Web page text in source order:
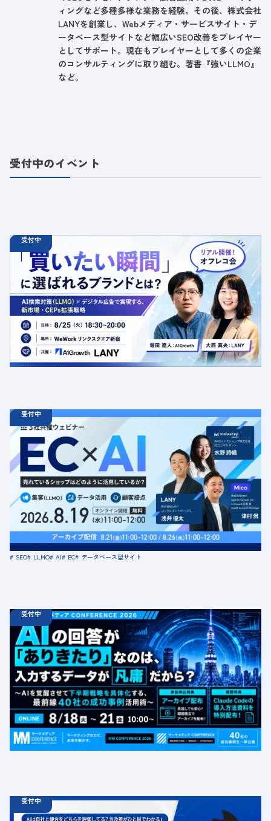
ィングなど多種多様な業務を経験。その後、株式会社
LANYを創業し、Webメディア・サービスサイト・デ
ータベース型サイトなど幅広いSEO改善をプレイヤー
としてサポート。現在もプレイヤーとして多くの企業
のコンサルティングに取り組む。著書『強いLLMO』
など。
受付中のイベント
受付中
オフラインイベント 18:30 - 20:00
【オフラインイベント】「買いたい瞬間」に選ばれるブラ
ンドとは？AI検索対策（LLMO）×デジタル広告で実現す
る、新市場・CEPs拡張戦略
定員数：50名
金額：無料
場所：東京都渋谷区千駄ヶ谷5-27-5 リンクスクエア新宿16F
WeWork内 最寄り：新宿駅・代々木駅・新宿三丁目駅
交流会 共催 AI LLMO デジタルマーケティング トレンド 採用イベント 広告
受付中
ウェビナー 08.19
11:00 - 12:00
水 11:00 - 12:00
【無料セミナー】EC × AI 売れているショップはどのよう
に活用しているか？ 「集客（LLMO）」「データ活用」
「顧客接点」
定員数：500名
金額：無料
場所：オンライン
SEO LLMO AI EC データベース型サイト
受付中
ウェビナー 08.18 火 10:00 -
08.21 金 16:00
【無料カンファレンス】AIの回答が「ありきたり」なの
は、入力するデータが凡庸だから？ 〜AIを覚醒させて下
半期戦略を具体化する、最前線40社の成功事例活用術〜
定員数：1000名
金額：無料
場所：オンライン
BtoB
受付中
診断
12.31 00:00